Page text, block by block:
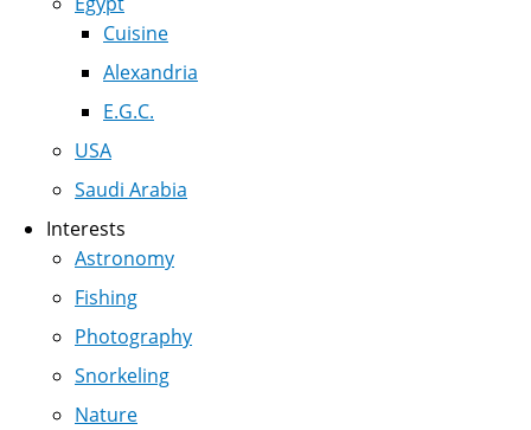
Cuisine
Alexandria
E.G.C.
USA
Saudi Arabia
Interests
Astronomy
Fishing
Photography
Snorkeling
Nature